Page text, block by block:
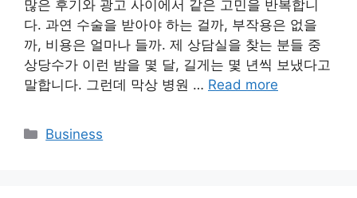
많은 후기와 광고 사이에서 같은 고민을 반복합니
다. 과연 수술을 받아야 하는 걸까, 부작용은 없을
까, 비용은 얼마나 들까. 제 상담실을 찾는 분들 중
상당수가 이런 밤을 몇 달, 길게는 몇 년씩 보냈다고
말합니다. 그런데 막상 병원 … Read more
Categories
Business